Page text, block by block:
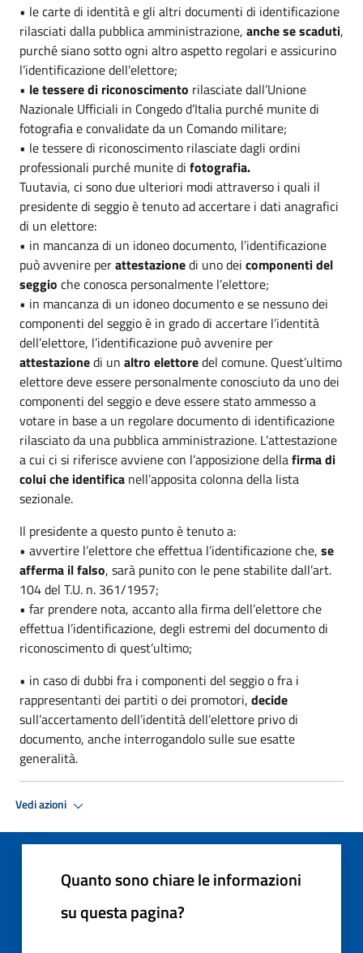
• le carte di identità e gli altri documenti di identificazione
rilasciati dalla pubblica amministrazione, anche se scaduti,
purché siano sotto ogni altro aspetto regolari e assicurino
l’identificazione dell’elettore;
• le tessere di riconoscimento rilasciate dall’Unione
Nazionale Ufficiali in Congedo d’Italia purché munite di
fotografia e convalidate da un Comando militare;
• le tessere di riconoscimento rilasciate dagli ordini
professionali purché munite di fotografia.
Tuutavia, ci sono due ulteriori modi attraverso i quali il
presidente di seggio è tenuto ad accertare i dati anagrafici
di un elettore:
• in mancanza di un idoneo documento, l’identificazione
può avvenire perattestazionedi uno dei componenti del
seggio che conosca personalmente l’elettore;
• in mancanza di un idoneo documento e se nessuno dei
componenti del seggio è in grado di accertare l’identità
dell’elettore, l’identificazione può avvenire per
attestazionedi un altro elettoredel comune. Quest’ultimo
elettore deve essere personalmente conosciuto da uno dei
componenti del seggio e deve essere stato ammesso a
votare in base a un regolare documento di identificazione
rilasciato da una pubblica amministrazione. L’attestazione
a cui ci si riferisce avviene con l’apposizione dellafirma di
colui che identifica nell’apposita colonna della lista
sezionale.
Il presidente a questo punto è tenuto a:
• avvertire l’elettore che effettua l’identificazione che, se
afferma il falso, sarà punito con le pene stabilite dall’art.
104 del T.U. n. 361/1957;
• far prendere nota, accanto alla firma dell’elettore che
effettua l’identificazione, degli estremi del documento di
riconoscimento di quest’ultimo;
• in caso di dubbi fra i componenti del seggio o fra i
rappresentanti dei partiti o dei promotori, decide
sull’accertamento dell’identità dell’elettore privo di
documento, anche interrogandolo sulle sue esatte
generalità.
Vedi azioni
Quanto sono chiare le informazioni
su questa pagina?